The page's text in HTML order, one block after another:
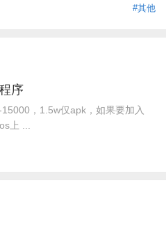
#其他
序
，1.5w仅apk，如果要加入
上 ...